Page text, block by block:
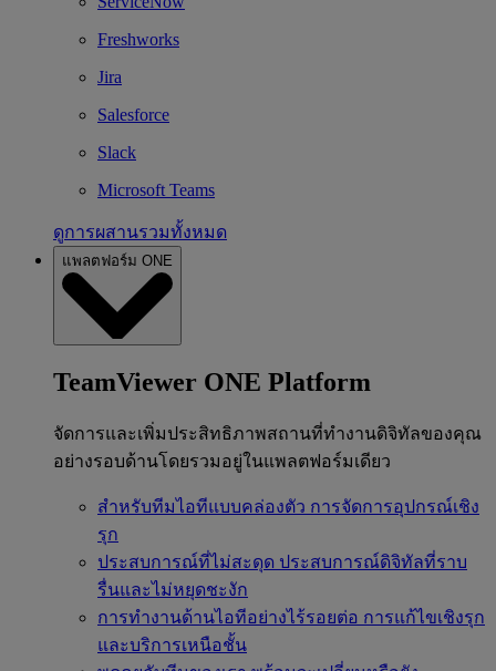
Freshworks
Jira
Salesforce
Slack
Microsoft Teams
ดูการผสานรวมทั้งหมด
แพลตฟอร์ม ONE
TeamViewer ONE Platform
จัดการและเพิ่มประสิทธิภาพสถานที่ทำงานดิจิทัลของคุณ
อย่างรอบด้านโดยรวมอยู่ในแพลตฟอร์มเดียว
สำหรับทีมไอทีแบบคล่องตัว การจัดการอุปกรณ์เชิง
รุก
ประสบการณ์ที่ไม่สะดุด ประสบการณ์ดิจิทัลที่ราบ
รื่นและไม่หยุดชะงัก
การทำงานด้านไอทีอย่างไร้รอยต่อ การแก้ไขเชิงรุก
และบริการเหนือชั้น